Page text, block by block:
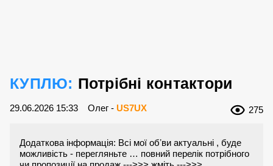
КУПЛЮ: Потрібні контактори
29.06.2026 15:33 Олег - US7UX 275
Додаткова інформація: Всі мої обʼви актуальні , буде
можливість - перегляньте … повний перелік потрібного